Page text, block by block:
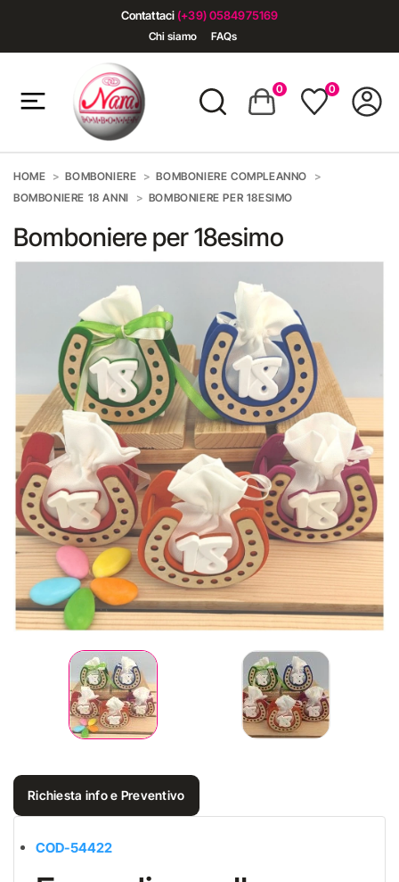
Contattaci (+39) 0584975169
Chi siamo FAQs
0 0
HOME BOMBONIERE
BOMBONIERE COMPLEANNO
BOMBONIERE 18 ANNI
BOMBONIERE PER 18ESIMO
Bomboniere per 18esimo
Richiesta info e Preventivo
COD-54422